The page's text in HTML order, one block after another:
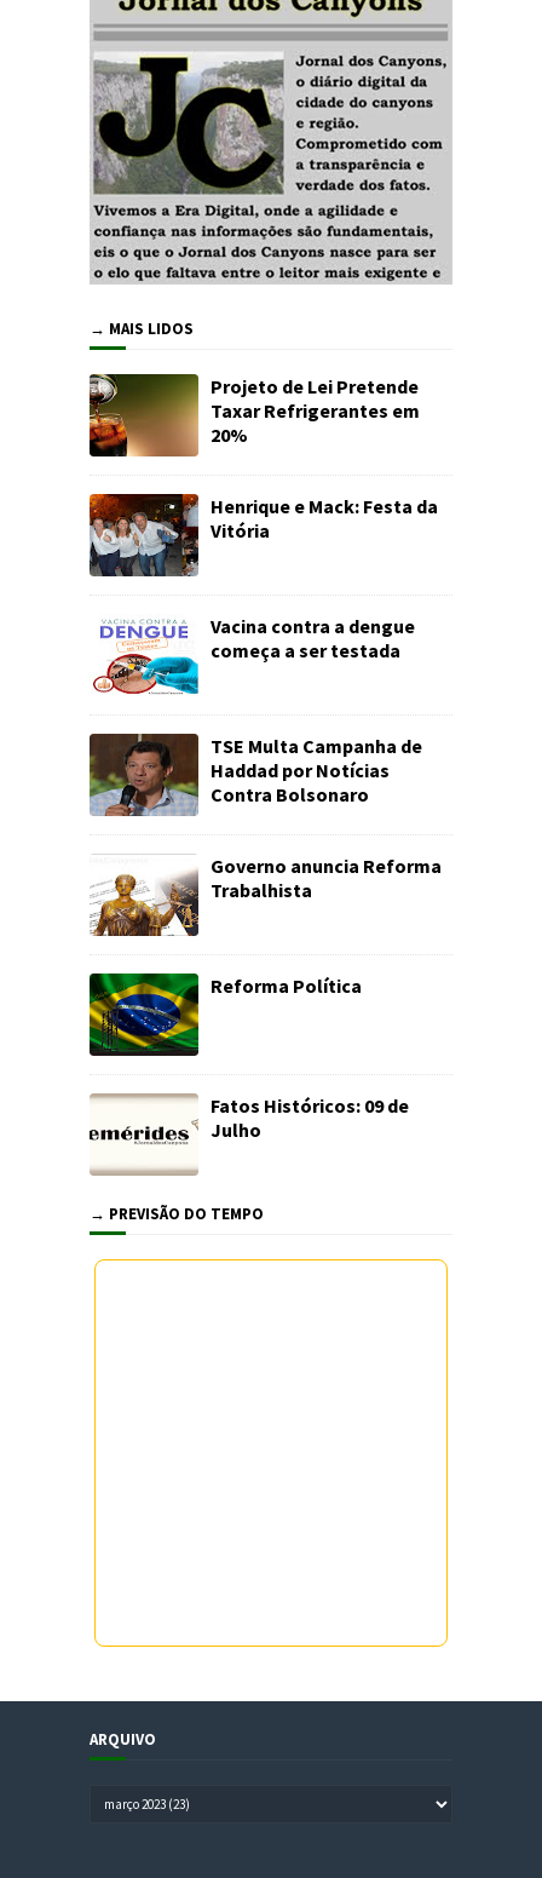
→ MAIS LIDOS
Projeto de Lei Pretende
Taxar Refrigerantes em
20%
Henrique e Mack: Festa da
Vitória
Vacina contra a dengue
começa a ser testada
TSE Multa Campanha de
Haddad por Notícias
Contra Bolsonaro
Governo anuncia Reforma
Trabalhista
Reforma Política
Fatos Históricos: 09 de
Julho
→ PREVISÃO DO TEMPO
ARQUIVO